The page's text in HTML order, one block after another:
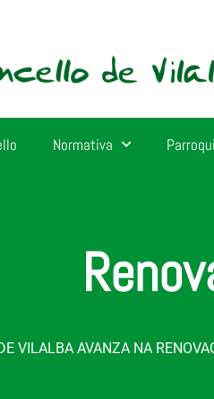
Normativa
VILALBA AVANZA NA